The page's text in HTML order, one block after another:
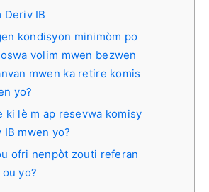
Deriv IB
kondisyon minimòm po
volim mwen bezwen
mwen ka retire komis
yo?
ki lè m ap resevwa komisy
IB mwen yo?
ofri nenpòt zouti referan
yo?